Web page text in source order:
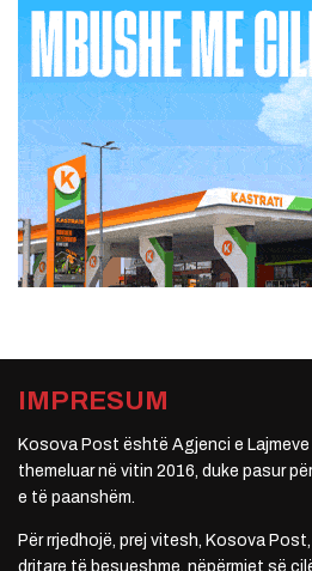
IMPRESUM
Kosova Post është Agjenci e
themeluar në vitin 2016, duke pasur
e të paanshëm.
Për rrjedhojë, prej vitesh, Kosova
dritare të besueshme, nëpërmjet së